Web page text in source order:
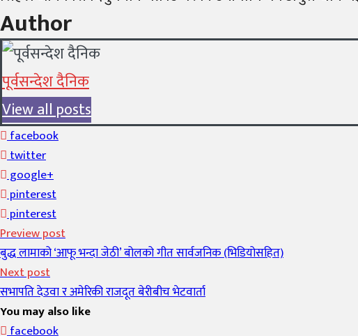
Author
पूर्वसन्देश दैनिक
View all posts
facebook
twitter
google+
pinterest
pinterest
Preview post
बुद्ध लामाको ‘आफू भन्दा जेठी’ बोलको गीत सार्वजनिक (भिडियोसहित)
Next post
सभापति देउवा र अमेरिकी राजदूत बेरीबीच भेटवार्ता
You may also like
facebook